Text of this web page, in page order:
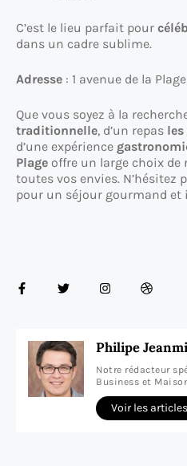
C’est le lieu parfait pour
dans un cadre sublime.
Adresse : 1 avenue de la
Que vous soyez à la
traditionnelle, d’un repas
d’une expérience
Plage offre un large choix
toutes vos envies. N’hésitez
pour un séjour gourmand et
Philipe
Notre rédacteur
Business et
Voir les